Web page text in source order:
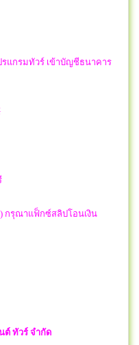
รแกรมทัวร์ เข้าบัญชีธนาคาร
กรุณาแฟ็กซ์สลิปโอนเงิน
ต์ ทัวร์ จำกัด